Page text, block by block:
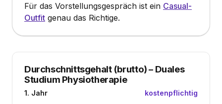
Für das Vorstellungsgespräch ist ein Casual-
Outfit genau das Richtige.
Durchschnittsgehalt (brutto)– Duales
Studium Physiotherapie
1. Jahr kostenpflichtig